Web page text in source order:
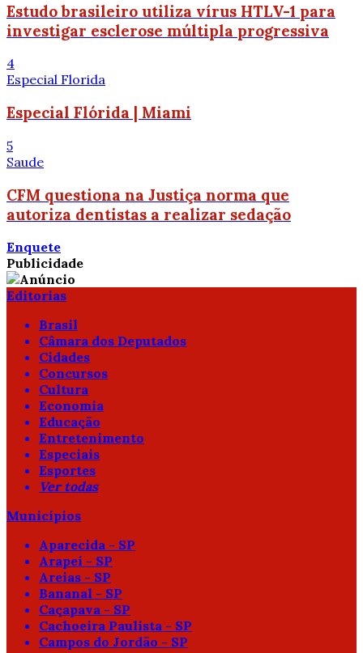
Estudo brasileiro utiliza vírus HTLV-1 para
investigar esclerose múltipla progressiva
4
Especial Florida
Especial Flórida | Miami
5
Saude
CFM questiona na Justiça norma que
autoriza dentistas a realizar sedação
Enquete
Publicidade
Editorias
Brasil
Câmara dos Deputados
Cidades
Concursos
Cultura
Economia
Educação
Entretenimento
Especiais
Esportes
Ver todas
Municípios
Aparecida - SP
Arapeí - SP
Areias - SP
Bananal - SP
Caçapava - SP
Cachoeira Paulista - SP
Campos do Jordão - SP